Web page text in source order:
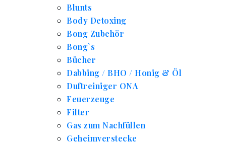
Blunts
Body Detoxing
Bong Zubehör
Bong`s
Bücher
Dabbing / BHO / Honig & Öl
Duftreiniger ONA
Feuerzeuge
Filter
Gas zum Nachfüllen
Geheimverstecke